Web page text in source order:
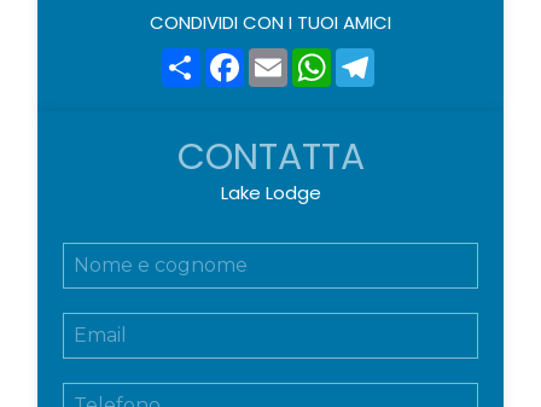
CONDIVIDI CON I TUOI AMICI
ShareFacebook
EmailWhatsApp
CONTATTA
Lake Lodge
N
o
E
m
T